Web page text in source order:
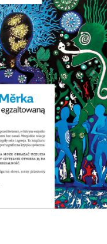
E-BOOK DO
KOSZYKA
EGZALTOWANĄ
LENTILKĄ
surrealistyczne,
fiction o dewiantach,
pornograficzna
społeczna. Ta książką
w zdumienie nawet
czytelników!